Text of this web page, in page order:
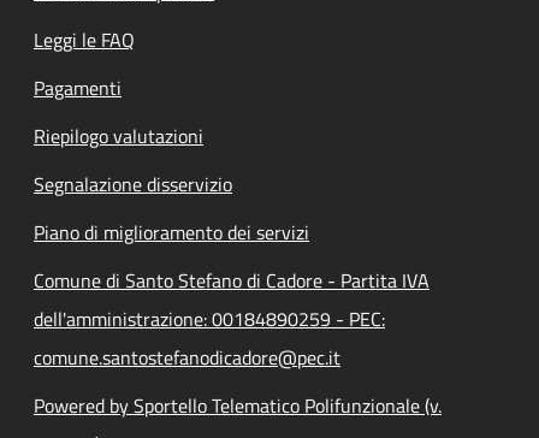
Leggi le FAQ
Pagamenti
Riepilogo valutazioni
Segnalazione disservizio
Piano di miglioramento dei servizi
Comune di Santo Stefano di Cadore - Partita IVA
dell'amministrazione: 00184890259 - PEC:
comune.santostefanodicadore@pec.it
Powered by Sportello Telematico Polifunzionale (v.